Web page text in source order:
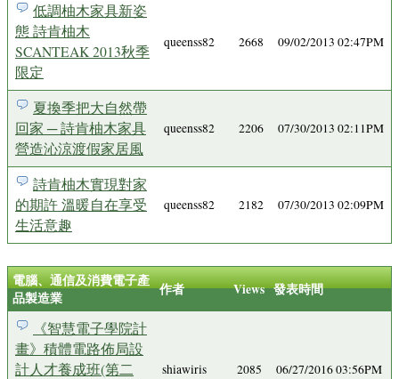
低調柚木家具新姿
態 詩肯柚木
SCANTEAK 2013秋季
限定
queenss82 2668 09/02/2013 02:47PM
夏換季把大自然帶
回家 ─ 詩肯柚木家具
營造沁涼渡假家居風
queenss82 2206 07/30/2013 02:11PM
詩肯柚木實現對家
的期許 溫暖自在享受
生活意趣
queenss82 2182 07/30/2013 02:09PM
電腦、通信及消費電子產
品製造業
作者 Views 發表時間
《智慧電子學院計
畫》積體電路佈局設
計人才養成班(第二
shiawiris 2085 06/27/2016 03:56PM